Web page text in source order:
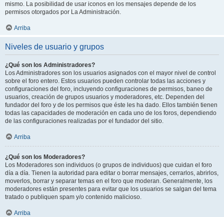
mismo. La posibilidad de usar iconos en los mensajes depende de los
permisos otorgados por La Administración.
Arriba
Niveles de usuario y grupos
¿Qué son los Administradores?
Los Administradores son los usuarios asignados con el mayor nivel de control
sobre el foro entero. Estos usuarios pueden controlar todas las acciones y
configuraciones del foro, incluyendo configuraciones de permisos, baneo de
usuarios, creación de grupos usuarios y moderadores, etc. Dependen del
fundador del foro y de los permisos que éste les ha dado. Ellos también tienen
todas las capacidades de moderación en cada uno de los foros, dependiendo
de las configuraciones realizadas por el fundador del sitio.
Arriba
¿Qué son los Moderadores?
Los Moderadores son individuos (o grupos de individuos) que cuidan el foro
día a día. Tienen la autoridad para editar o borrar mensajes, cerrarlos, abrirlos,
moverlos, borrar y separar temas en el foro que moderan. Generalmente, los
moderadores están presentes para evitar que los usuarios se salgan del tema
tratado o publiquen spam y/o contenido malicioso.
Arriba